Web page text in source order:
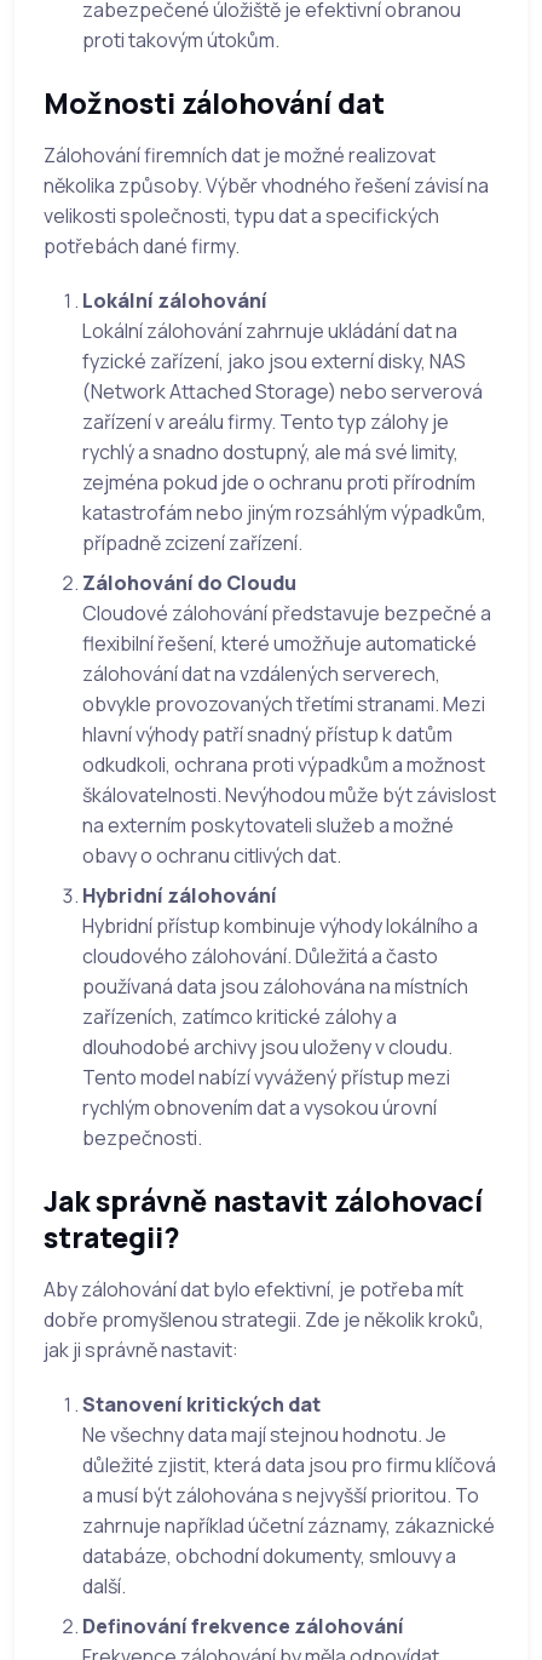
zabezpečené úložiště je efektivní obranou
proti takovým útokům.
Možnosti zálohování dat
Zálohování firemních dat je možné realizovat
několika způsoby. Výběr vhodného řešení závisí na
velikosti společnosti, typu dat a specifických
potřebách dané firmy.
Lokální zálohování
Lokální zálohování zahrnuje ukládání dat na
fyzické zařízení, jako jsou externí disky, NAS
(Network Attached Storage) nebo serverová
zařízení v areálu firmy. Tento typ zálohy je
rychlý a snadno dostupný, ale má své limity,
zejména pokud jde o ochranu proti přírodním
katastrofám nebo jiným rozsáhlým výpadkům,
případně zcizení zařízení.
Zálohování do Cloudu
Cloudové zálohování představuje bezpečné a
flexibilní řešení, které umožňuje automatické
zálohování dat na vzdálených serverech,
obvykle provozovaných třetími stranami. Mezi
hlavní výhody patří snadný přístup k datům
odkudkoli, ochrana proti výpadkům a možnost
škálovatelnosti. Nevýhodou může být závislost
na externím poskytovateli služeb a možné
obavy o ochranu citlivých dat.
Hybridní zálohování
Hybridní přístup kombinuje výhody lokálního a
cloudového zálohování. Důležitá a často
používaná data jsou zálohována na místních
zařízeních, zatímco kritické zálohy a
dlouhodobé archivy jsou uloženy v cloudu.
Tento model nabízí vyvážený přístup mezi
rychlým obnovením dat a vysokou úrovní
bezpečnosti.
Jak správně nastavit zálohovací
strategii?
Aby zálohování dat bylo efektivní, je potřeba mít
dobře promyšlenou strategii. Zde je několik kroků,
jak ji správně nastavit:
Stanovení kritických dat
Ne všechny data mají stejnou hodnotu. Je
důležité zjistit, která data jsou pro firmu klíčová
a musí být zálohována s nejvyšší prioritou. To
zahrnuje například účetní záznamy, zákaznické
databáze, obchodní dokumenty, smlouvy a
další.
Definování frekvence zálohování